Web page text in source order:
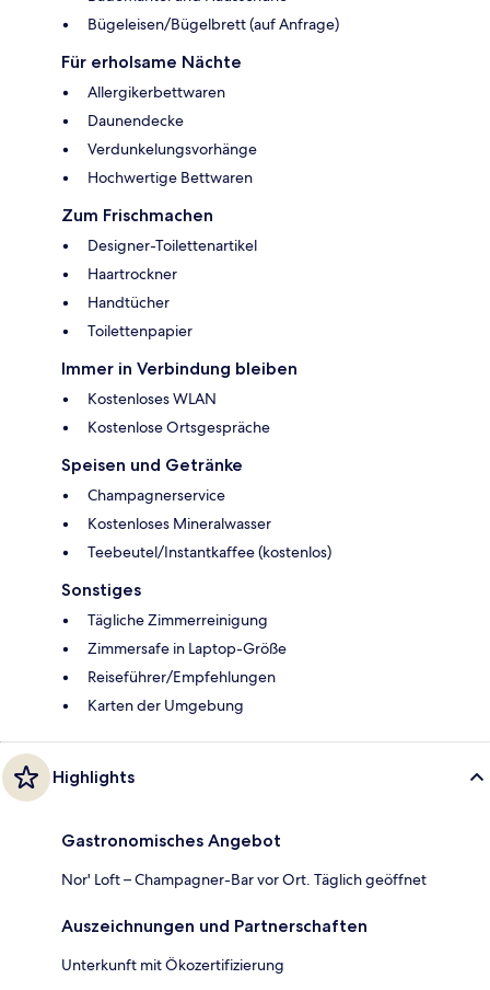
Bügeleisen/Bügelbrett (auf Anfrage)
Für erholsame Nächte
Allergikerbettwaren
Daunendecke
Verdunkelungsvorhänge
Hochwertige Bettwaren
Zum Frischmachen
Designer-Toilettenartikel
Haartrockner
Handtücher
Toilettenpapier
Immer in Verbindung bleiben
Kostenloses WLAN
Kostenlose Ortsgespräche
Speisen und Getränke
Champagnerservice
Kostenloses Mineralwasser
Teebeutel/Instantkaffee (kostenlos)
Sonstiges
Tägliche Zimmerreinigung
Zimmersafe in Laptop-Größe
Reiseführer/Empfehlungen
Karten der Umgebung
Highlights
Gastronomisches Angebot
Nor' Loft – Champagner-Bar vor Ort. Täglich geöffnet
Auszeichnungen und Partnerschaften
Unterkunft mit Ökozertifizierung